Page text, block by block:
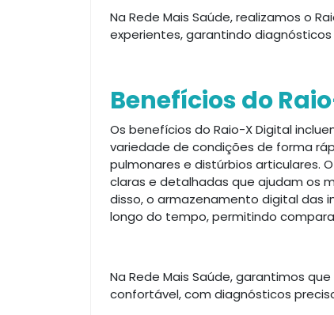
Na Rede Mais Saúde, realizamos o
experientes, garantindo
Benefícios do
Os benefícios do Raio-X Digital
variedade de condições de forma
pulmonares e distúrbios articulares.
claras e detalhadas que ajudam os
disso, o armazenamento digital das
longo do tempo, permitindo
Na Rede Mais Saúde, garantimos
confortável, com diagnósticos